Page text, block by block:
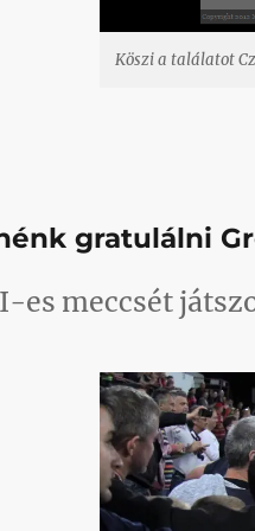
Köszi a találatot
gratulálni
es meccsét